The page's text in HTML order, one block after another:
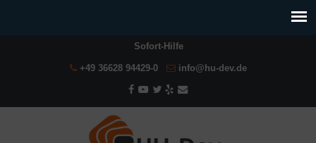
Sofort-Hilfe
+49 36628 94429-0 info@hu-dev.de